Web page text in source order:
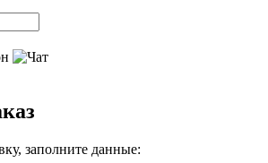
заполните данные: